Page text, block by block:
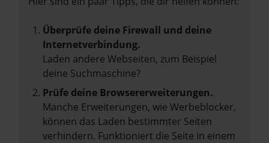
Überprüfe deine Firewall und deine
Internetverbindung.
Laden andere Webseiten, zum Beispiel
deine Suchmaschine?
Prüfe deine Browsererweiterungen.
Manche Erweiterungen, wie Werbeblocker,
können das Laden bestimmter Seiten
verhindern. Funktioniert die Seite in einem